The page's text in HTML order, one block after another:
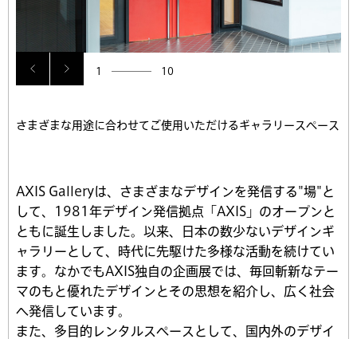
さまざまな用途に合わせてご使用いただけるギャラリースペース
1 10
AXIS Galleryは、さまざまなデザインを発信する"場"と
して、1981年デザイン発信拠点「AXIS」のオープンと
ともに誕生しました。以来、日本の数少ないデザインギ
ャラリーとして、時代に先駆けた多様な活動を続けてい
ます。なかでもAXIS独自の企画展では、毎回斬新なテー
マのもと優れたデザインとその思想を紹介し、広く社会
へ発信しています。
また、多目的レンタルスペースとして、国内外のデザイ